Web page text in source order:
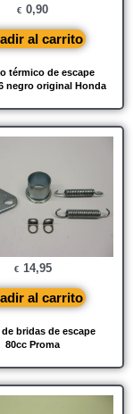
térmico de escape
negro original Honda
€ 0,90
al carrito
bridas de escape
80cc Proma
€ 14,95
al carrito